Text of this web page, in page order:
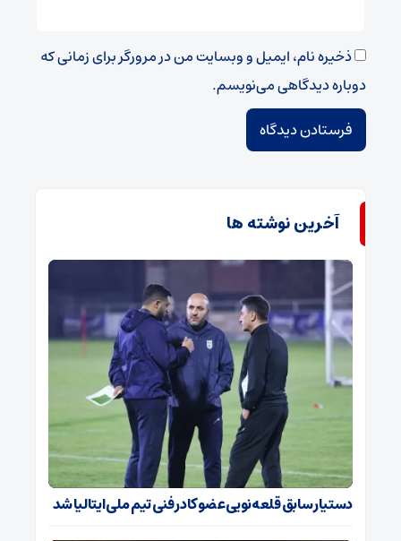
ذخیره نام، ایمیل و وبسایت من در مرورگر برای زمانی که
دوباره دیدگاهی می‌نویسم.
آخرین نوشته ها
دستیار سابق قلعه‌نویی عضو کادر فنی تیم ملی ایتالیا شد